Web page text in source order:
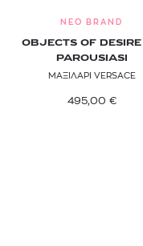
NEO BRAND
OBJECTS OF
PAROUSIASI
ΜΑΞΙΛΑΡΙ VERSACE
495,00 €